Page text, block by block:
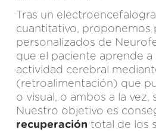
Tras un
cuantitativo, proponemos
personalizados de
que el paciente aprende a
actividad cerebral
(retroalimentación) que
o visual, o ambos a la vez,
Nuestro objetivo es
recuperación total de los